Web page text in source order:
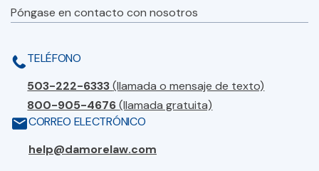
Póngase en contacto con nosotros
TELÉFONO
503-222-6333(llamada o mensaje de texto)
800-905-4676(llamada gratuita)
CORREO ELECTRÓNICO
help@damorelaw.com